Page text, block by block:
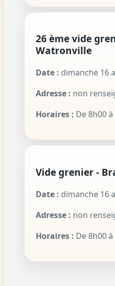
26 ème vide
Watronville
Date : dimanche 16
Adresse : non
Horaires : De 8h00
Vide grenier -
Date : dimanche 16
Adresse : non
Horaires : De 8h00